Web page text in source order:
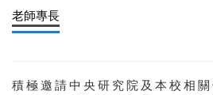
老師專長
積極邀請中央研究院及本校相